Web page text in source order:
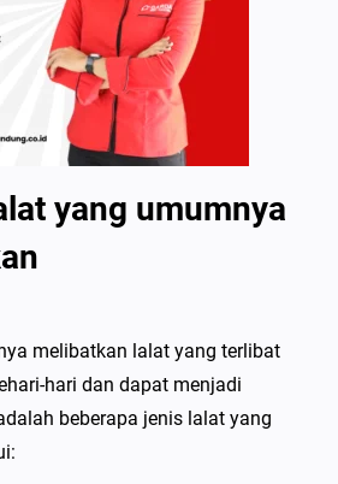
yang umumnya
melibatkan lalat yang terlibat
hari dan dapat menjadi
beberapa jenis lalat yang